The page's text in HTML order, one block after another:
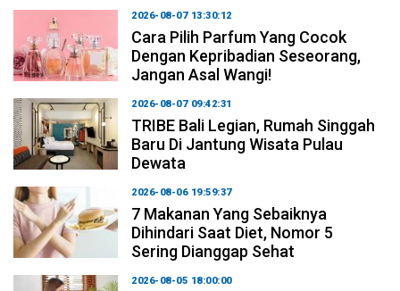
2026-08-07 13:30:12
Cara Pilih Parfum Yang Cocok
Dengan Kepribadian Seseorang,
Jangan Asal Wangi!
2026-08-07 09:42:31
TRIBE Bali Legian, Rumah Singgah
Baru Di Jantung Wisata Pulau
Dewata
2026-08-06 19:59:37
7 Makanan Yang Sebaiknya
Dihindari Saat Diet, Nomor 5
Sering Dianggap Sehat
2026-08-05 18:00:00